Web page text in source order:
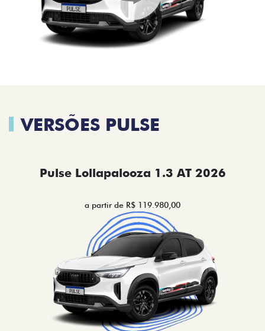
VERSÕES PULSE
Pulse Lollapalooza 1.3 AT 2026
a partir de R$ 119.980,00